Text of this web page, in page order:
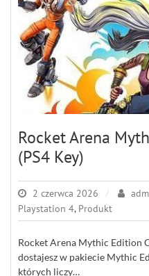
Rocket Arena
(PS4 Key)
2 czerwca 2026
Playstation 4, Produkt
Rocket Arena Mythic Edition
dostajesz w pakiecie Mythic
których liczy…